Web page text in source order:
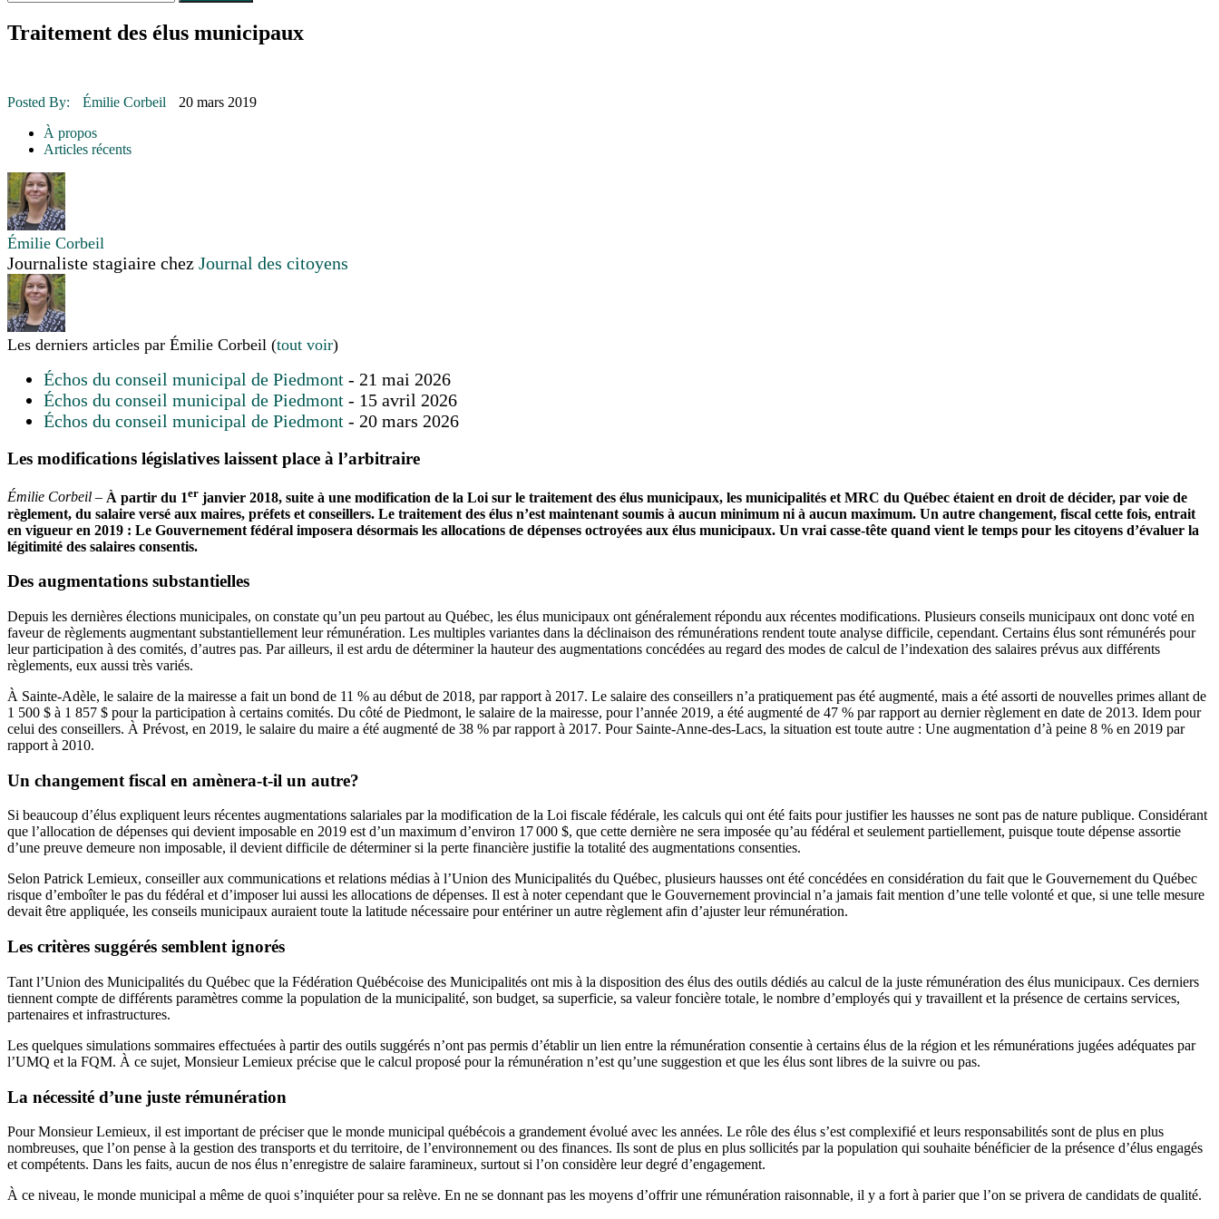
30 juin 2015
Fantaisie et créativité en mode jeunesse
16 juillet 2026 | Une Saint-Jean rassembleuse
16 juillet 2026
16 juillet 2026 | COMMUNAUTAIRE
Traitement des élus municipaux
Posted By: Émilie Corbeil
20 mars 2019
À propos
Articles récents
Émilie Corbeil
Journaliste stagiaire chez Journal des citoyens
Les derniers articles par Émilie Corbeil (tout voir)
Échos du conseil municipal de Piedmont - 21 mai 2026
Échos du conseil municipal de Piedmont - 15 avril 2026
Échos du conseil municipal de Piedmont - 20 mars 2026
Les modifications législatives laissent place à l’arbitraire
Émilie Corbeil – À partir du 1er janvier 2018, suite à une modification de la Loi sur le traitement des élus municipaux, les municipalités et MRC du Québec étaient en droit de décider, par voie de
règlement, du salaire versé aux maires, préfets et conseillers. Le traitement des élus n’est maintenant soumis à aucun minimum ni à aucun maximum. Un autre changement, fiscal cette fois, entrait
en vigueur en 2019 : Le Gouvernement fédéral imposera désormais les allocations de dépenses octroyées aux élus municipaux. Un vrai casse-tête quand vient le temps pour les citoyens d’évaluer la
légitimité des salaires consentis.
Des augmentations substantielles
Depuis les dernières élections municipales, on constate qu’un peu partout au Québec, les élus municipaux ont généralement répondu aux récentes modifications. Plusieurs conseils municipaux ont donc voté en
faveur de règlements augmentant substantiellement leur rémunération. Les multiples variantes dans la déclinaison des rémunérations rendent toute analyse difficile, cependant. Certains élus sont rémunérés pour
leur participation à des comités, d’autres pas. Par ailleurs, il est ardu de déterminer la hauteur des augmentations concédées au regard des modes de calcul de l’indexation des salaires prévus aux différents
règlements, eux aussi très variés.
À Sainte-Adèle, le salaire de la mairesse a fait un bond de 11 % au début de 2018, par rapport à 2017. Le salaire des conseillers n’a pratiquement pas été augmenté, mais a été assorti de nouvelles primes allant de
1 500 $ à 1 857 $ pour la participation à certains comités. Du côté de Piedmont, le salaire de la mairesse, pour l’année 2019, a été augmenté de 47 % par rapport au dernier règlement en date de 2013. Idem pour
celui des conseillers. À Prévost, en 2019, le salaire du maire a été augmenté de 38 % par rapport à 2017. Pour Sainte-Anne-des-Lacs, la situation est toute autre : Une augmentation d’à peine 8 % en 2019 par
rapport à 2010.
Un changement fiscal en amènera-t-il un autre?
Si beaucoup d’élus expliquent leurs récentes augmentations salariales par la modification de la Loi fiscale fédérale, les calculs qui ont été faits pour justifier les hausses ne sont pas de nature publique. Considérant
que l’allocation de dépenses qui devient imposable en 2019 est d’un maximum d’environ 17 000 $, que cette dernière ne sera imposée qu’au fédéral et seulement partiellement, puisque toute dépense assortie
d’une preuve demeure non imposable, il devient difficile de déterminer si la perte financière justifie la totalité des augmentations consenties.
Selon Patrick Lemieux, conseiller aux communications et relations médias à l’Union des Municipalités du Québec, plusieurs hausses ont été concédées en considération du fait que le Gouvernement du Québec
risque d’emboîter le pas du fédéral et d’imposer lui aussi les allocations de dépenses. Il est à noter cependant que le Gouvernement provincial n’a jamais fait mention d’une telle volonté et que, si une telle mesure
devait être appliquée, les conseils municipaux auraient toute la latitude nécessaire pour entériner un autre règlement afin d’ajuster leur rémunération.
Les critères suggérés semblent ignorés
Tant l’Union des Municipalités du Québec que la Fédération Québécoise des Municipalités ont mis à la disposition des élus des outils dédiés au calcul de la juste rémunération des élus municipaux. Ces derniers
tiennent compte de différents paramètres comme la population de la municipalité, son budget, sa superficie, sa valeur foncière totale, le nombre d’employés qui y travaillent et la présence de certains services,
partenaires et infrastructures.
Les quelques simulations sommaires effectuées à partir des outils suggérés n’ont pas permis d’établir un lien entre la rémunération consentie à certains élus de la région et les rémunérations jugées adéquates par
l’UMQ et la FQM. À ce sujet, Monsieur Lemieux précise que le calcul proposé pour la rémunération n’est qu’une suggestion et que les élus sont libres de la suivre ou pas.
La nécessité d’une juste rémunération
Pour Monsieur Lemieux, il est important de préciser que le monde municipal québécois a grandement évolué avec les années. Le rôle des élus s’est complexifié et leurs responsabilités sont de plus en plus
nombreuses, que l’on pense à la gestion des transports et du territoire, de l’environnement ou des finances. Ils sont de plus en plus sollicités par la population qui souhaite bénéficier de la présence d’élus engagés
et compétents. Dans les faits, aucun de nos élus n’enregistre de salaire faramineux, surtout si l’on considère leur degré d’engagement.
À ce niveau, le monde municipal a même de quoi s’inquiéter pour sa relève. En ne se donnant pas les moyens d’offrir une rémunération raisonnable, il y a fort à parier que l’on se privera de candidats de qualité.